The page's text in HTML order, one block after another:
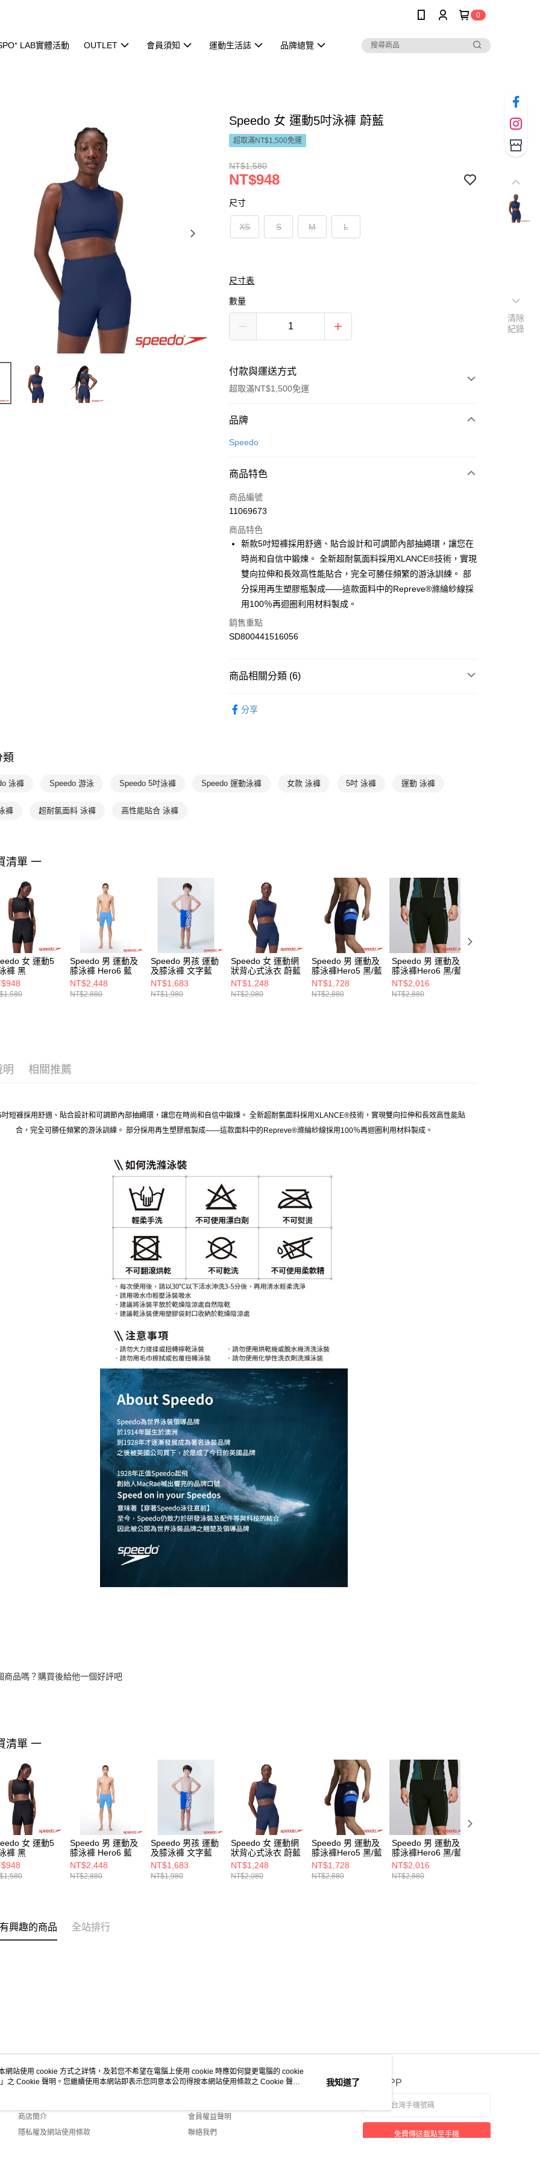
0
LAB實體活動 OUTLET 會員須知 運動生活誌 品牌總覽
Speedo 女 運動5吋泳褲 蔚藍
超取滿NT$1,500免運
NT$1,580
NT$948
尺寸
XS S M L
尺寸表
數量
付款與運送方式
超取滿NT$1,500免運
付款方式
信用卡一次付款
悠遊付
運送方式
7-11取貨(快速到店)
每筆NT$100，滿NT$1,500(含以上)免運費
宅配-本島
每筆NT$100，滿NT$1,500(含以上)免運費
品牌
Speedo
商品特色
商品編號
11069673
商品特色
新款5吋短褲採用舒適、貼合設計和可調節內部抽繩環，讓您在
時尚和自信中鍛煉。 全新超耐氯面料採用XLANCE®技術，實現
雙向拉伸和長效高性能貼合，完全可勝任頻繁的游泳訓練。 部
分採用再生塑膠瓶製成——這款面料中的Repreve®滌綸紗線採
用100％再迴圈利用材料製成。
銷售重點
SD800441516056
商品相關分類 (6)
Speedo 四角泳褲
分享
類
泳褲 Speedo 游泳 Speedo 5吋泳褲 Speedo 運動泳褲 女款 泳褲 5吋 泳褲 運動 泳褲
褲 超耐氯面料 泳褲 高性能貼合 泳褲
清單 一
女 運動5
褲 黑
Speedo 男 運動及
膝泳褲 Hero6 藍
NT$2,448
NT$2,880
Speedo 男孩 運動
及膝泳褲 文字藍
NT$1,683
NT$1,980
Speedo 女 運動網
狀背心式泳衣 蔚藍
NT$1,248
NT$2,080
Speedo 男 運動及
膝泳褲Hero5 黑/藍
NT$1,728
NT$2,880
Speedo 男 運動及
膝泳褲Hero6 黑/藍
NT$2,016
NT$2,880
明 相關推薦
短褲採用舒適、貼合設計和可調節內部抽繩環，讓您在時尚和自信中鍛煉。 全新超耐氯面料採用XLANCE®技術，實現雙向拉伸和長效高性能貼
合，完全可勝任頻繁的游泳訓練。 部分採用再生塑膠瓶製成——這款面料中的Repreve®滌綸紗線採用100％再迴圈利用材料製成。
商品嗎？購買後給他一個好評吧
清單 一
女 運動5
褲 黑
Speedo 男 運動及
膝泳褲 Hero6 藍
NT$2,448
NT$2,880
Speedo 男孩 運動
及膝泳褲 文字藍
NT$1,683
NT$1,980
Speedo 女 運動網
狀背心式泳衣 蔚藍
NT$1,248
NT$2,080
Speedo 男 運動及
膝泳褲Hero5 黑/藍
NT$1,728
NT$2,880
Speedo 男 運動及
膝泳褲Hero6 黑/藍
NT$2,016
NT$2,880
興趣的商品 全站排行
關於我們
商店簡介
隱私權及網站使用條款
客服資訊
會員權益聲明
聯絡我們
官方APP
免費傳送載點至手機
清除
紀錄
網站使用 cookie 方式之詳情，及若您不希望在電腦上使用 cookie 時應如何變更電腦的 cookie
」之 Cookie 聲明。您繼續使用本網站即表示您同意本公司得按本網站使用條款之 Cookie 聲明
我知道了